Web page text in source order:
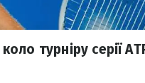
турніру серії